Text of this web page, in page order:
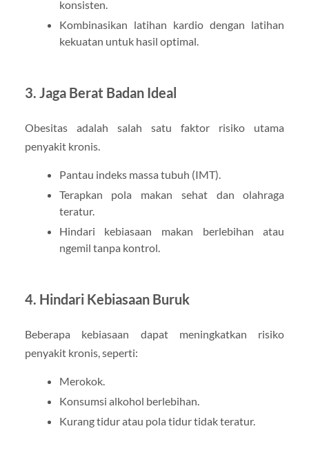
konsisten.
Kombinasikan latihan kardio dengan latihan
kekuatan untuk hasil optimal.
3. Jaga Berat Badan Ideal
Obesitas adalah salah satu faktor risiko utama
penyakit kronis.
Pantau indeks massa tubuh (IMT).
Terapkan pola makan sehat dan olahraga
teratur.
Hindari kebiasaan makan berlebihan atau
ngemil tanpa kontrol.
4. Hindari Kebiasaan Buruk
Beberapa kebiasaan dapat meningkatkan risiko
penyakit kronis, seperti:
Merokok.
Konsumsi alkohol berlebihan.
Kurang tidur atau pola tidur tidak teratur.